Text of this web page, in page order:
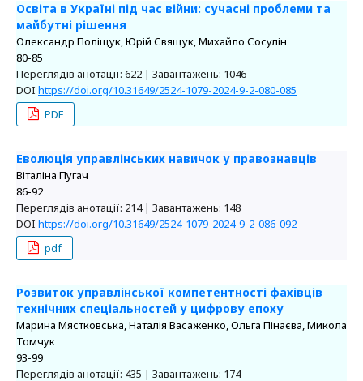
Освіта в Україні під час війни: сучасні проблеми та
майбутні рішення
Олександр Поліщук, Юрій Свящук, Михайло Сосулін
80-85
Переглядів анотації: 622 | Завантажень: 1046
DOI https://doi.org/10.31649/2524-1079-2024-9-2-080-085
PDF
Еволюція управлінських навичок у правознавців
Віталіна Пугач
86-92
Переглядів анотації: 214 | Завантажень: 148
DOI https://doi.org/10.31649/2524-1079-2024-9-2-086-092
pdf
Розвиток управлінської компетентності фахівців
технічних спеціальностей у цифрову епоху
Марина Мястковська, Наталія Васаженко, Ольга Пінаєва, Микола
Томчук
93-99
Переглядів анотації: 435 | Завантажень: 174